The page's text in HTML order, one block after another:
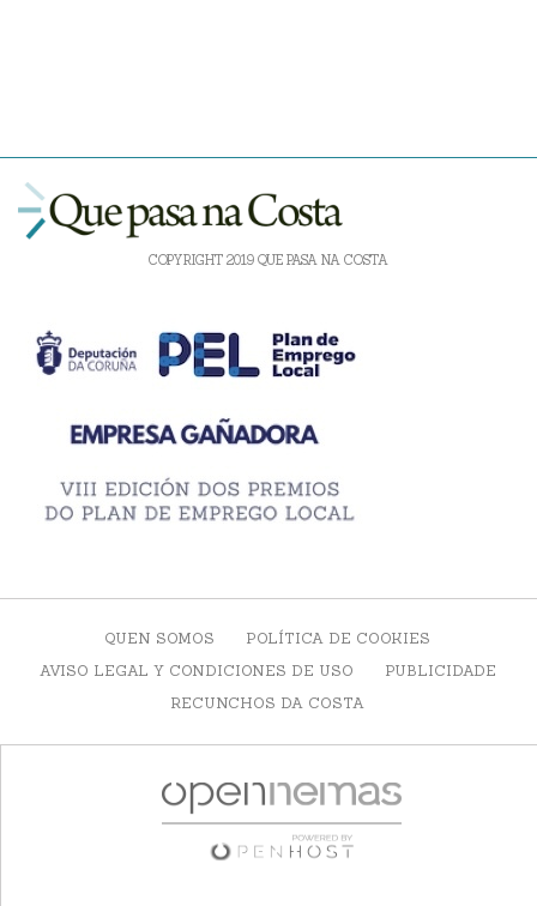
COPYRIGHT 2019 QUE PASA NA COSTA
QUEN SOMOS
POLÍTICA DE COOKIES
AVISO LEGAL Y CONDICIONES DE USO
PUBLICIDADE
RECUNCHOS DA COSTA